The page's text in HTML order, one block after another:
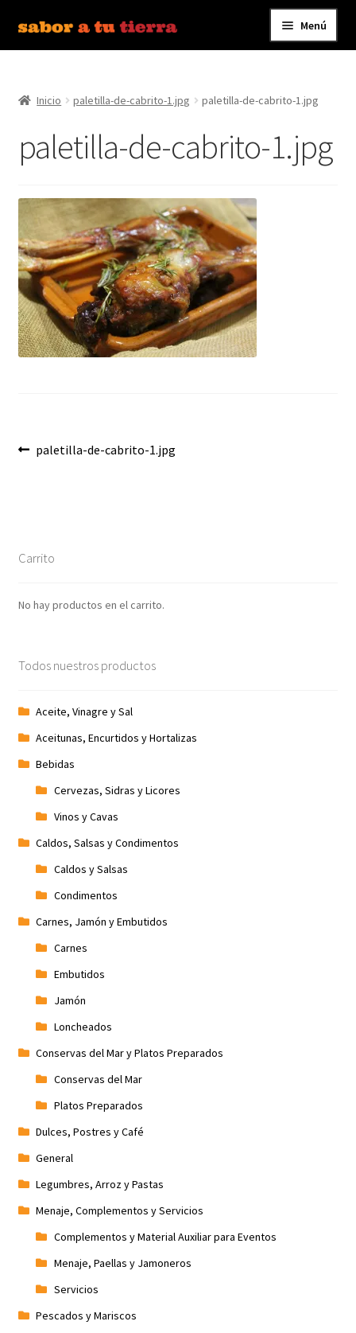
Ir
a
Ir
al
Menú
Bebidas
Caldos, Salsas y Condimentos
Carrito
Conservas y Platos Preparados
Contáctanos
Envíos
Menaje, Complementos y Servicios
Ofertas
Promociones
Términos y condiciones
Tienda
Inicio paletilla-de-cabrito-1.jpg paletilla-de-cabrito-1.jpg
paletilla-de-cabrito-1.jpg
Navegación
Anterior:
paletilla-de-cabrito-1.jpg
Carrito
No hay productos en el carrito.
Todos nuestros productos
Aceite, Vinagre y Sal
Aceitunas, Encurtidos y Hortalizas
Bebidas
Cervezas, Sidras y Licores
Vinos y Cavas
Caldos, Salsas y Condimentos
Caldos y Salsas
Condimentos
Carnes, Jamón y Embutidos
Carnes
Embutidos
Jamón
Loncheados
Conservas del Mar y Platos Preparados
Conservas del Mar
Platos Preparados
Dulces, Postres y Café
General
Legumbres, Arroz y Pastas
Menaje, Complementos y Servicios
Complementos y Material Auxiliar para Eventos
Menaje, Paellas y Jamoneros
Servicios
Pescados y Mariscos